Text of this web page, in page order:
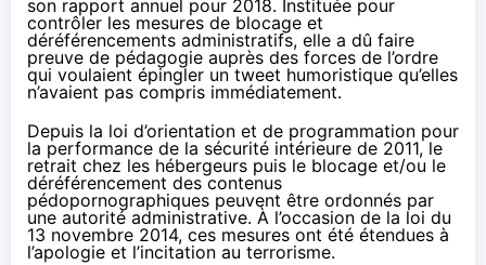
son rapport annuel pour 2018. Instituée pour
contrôler les mesures de blocage et
déréférencements administratifs, elle a dû faire
preuve de pédagogie auprès des forces de l’ordre
qui voulaient épingler un tweet humoristique qu’elles
n’avaient pas compris immédiatement.
Depuis la loi d’orientation et de programmation pour
la performance de la sécurité intérieure de 2011, le
retrait chez les hébergeurs puis le blocage et/ou le
déréférencement des contenus
pédopornographiques peuvent être ordonnés par
une autorité administrative. À l’occasion de la loi du
13 novembre 2014, ces mesures ont été étendues à
l’apologie et l’incitation au terrorisme.